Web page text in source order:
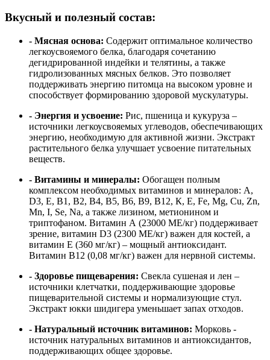
Вкусный и полезный состав:
- Мясная основа: Содержит оптимальное количество
легкоусвояемого белка, благодаря сочетанию
дегидрированной индейки и телятины, а также
гидролизованных мясных белков. Это позволяет
поддерживать энергию питомца на высоком уровне и
способствует формированию здоровой мускулатуры.
- Энергия и усвоение: Рис, пшеница и кукуруза –
источники легкоусвояемых углеводов, обеспечивающих
энергию, необходимую для активной жизни. Экстракт
растительного белка улучшает усвоение питательных
веществ.
- Витамины и минералы: Обогащен полным
комплексом необходимых витаминов и минералов: А,
D3, Е, В1, В2, В4, В5, В6, В9, В12, К, Е, Fe, Mg, Cu, Zn,
Mn, I, Se, Na, а также лизином, метионином и
триптофаном. Витамин А (23000 МЕ/кг) поддерживает
зрение, витамин D3 (2300 МЕ/кг) важен для костей, а
витамин Е (360 мг/кг) – мощный антиоксидант.
Витамин B12 (0,08 мг/кг) важен для нервной системы.
- Здоровье пищеварения: Свекла сушеная и лен –
источники клетчатки, поддерживающие здоровье
пищеварительной системы и нормализующие стул.
Экстракт юкки шидигера уменьшает запах отходов.
- Натуральный источник витаминов: Морковь -
источник натуральных витаминов и антиоксидантов,
поддерживающих общее здоровье.